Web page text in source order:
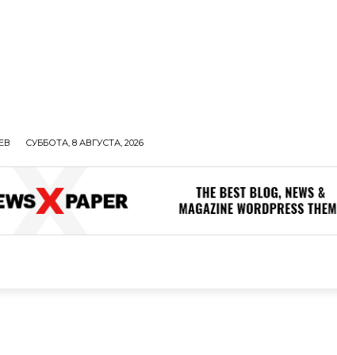
СУББОТА, 8 АВГУСТА, 2026